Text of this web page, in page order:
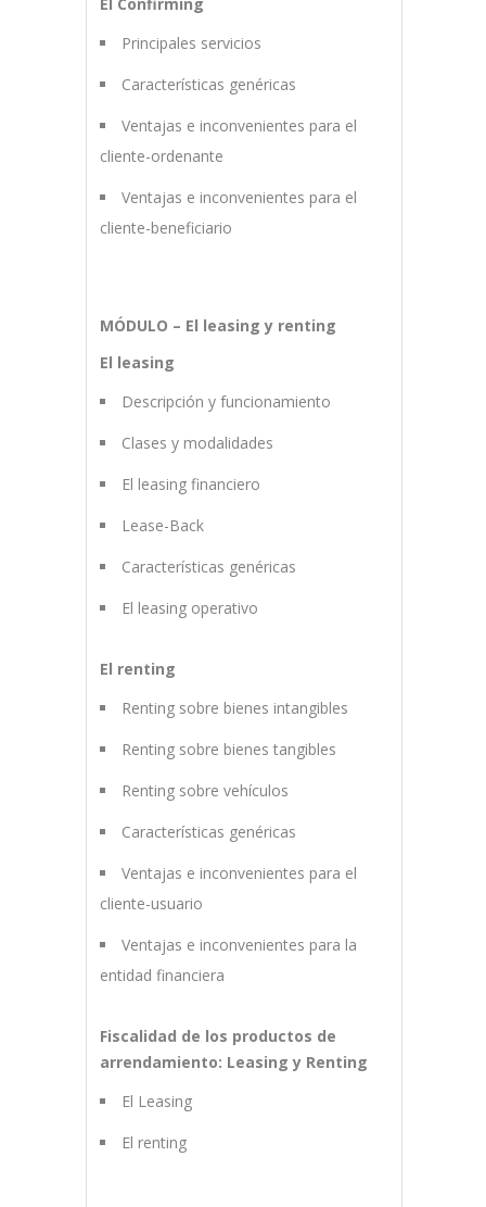
Principales servicios
Características genéricas
Ventajas e inconvenientes para el
cliente-ordenante
Ventajas e inconvenientes para el
cliente-beneficiario
MÓDULO – El leasing y renting
El leasing
Descripción y funcionamiento
Clases y modalidades
El leasing financiero
Lease-Back
Características genéricas
El leasing operativo
El renting
Renting sobre bienes intangibles
Renting sobre bienes tangibles
Renting sobre vehículos
Características genéricas
Ventajas e inconvenientes para el
cliente-usuario
Ventajas e inconvenientes para la
entidad financiera
Fiscalidad de los productos de
arrendamiento: Leasing y Renting
El Leasing
El renting